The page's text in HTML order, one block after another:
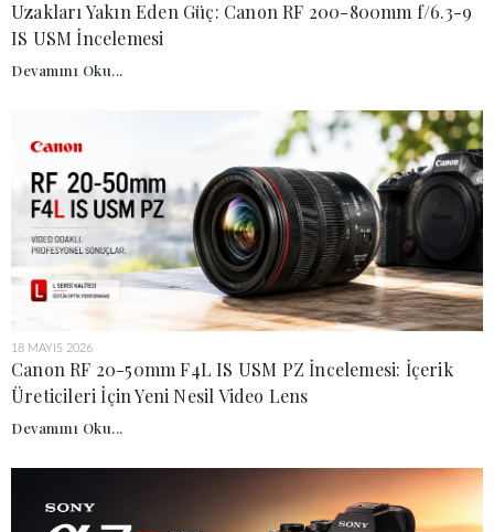
Uzakları Yakın Eden Güç: Canon RF 200-800mm f/6.3-9
IS USM İncelemesi
Devamını Oku...
18 MAYIS 2026
Canon RF 20-50mm F4L IS USM PZ İncelemesi: İçerik
Üreticileri İçin Yeni Nesil Video Lens
Devamını Oku...